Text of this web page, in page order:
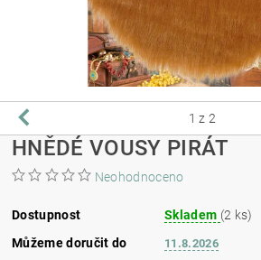
1 z 2
HNĚDÉ VOUSY PIRÁT
Neohodnoceno
Dostupnost Skladem (2 ks)
Můžeme doručit do
11.8.2026